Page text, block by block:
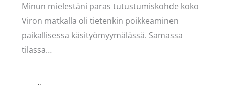
Minun mielestäni paras tutustumiskohde koko
Viron matkalla oli tietenkin poikkeaminen
paikallisessa käsityömyymälässä. Samassa
tilassa…